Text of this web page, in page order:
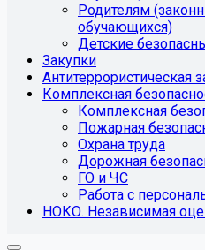
Родителям
обучающихся)
Детские
Закупки
Антитеррористическая
Комплексная
Комплексная
Пожарная
Охрана труда
Дорожная
ГО и ЧС
Работа с
НОКО. Независимая